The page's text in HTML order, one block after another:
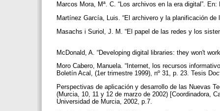
Marcos Mora, Mª. C. “Los archivos en la era digital”.
Martínez García, Luis. “El archivero y la planificación
Masachs i Suriol, J. M. “El papel de las redes y los
McDonald, A. “Developing digital libraries: they won't
Moro Cabero, Manuela. “Internet, los recursos
Boletín Acal, (1er trimestre 1999), nº 31, p. 23. Tesis
Perspectivas de aplicación y desarrollo de las Nuevas
(Murcia, 10, 11 y 12 de marzo de 2002) [Coordinadora,
Universidad de Murcia, 2002, p.7.